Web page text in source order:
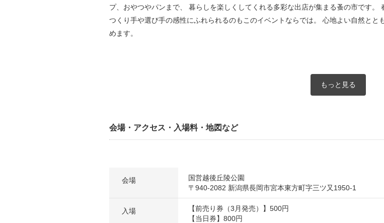
プ、おやつやパンまで、 暮らしを楽しくしてくれる多彩な出店が集まる蚤の市です
つくり手や選び手の感性にふれられるのもこのイベントならでは。 心地よい自然と
めます。
もっと見る
会場・アクセス・入場料・地図など
会場
国営越後丘陵公園
〒940-2082 新潟県長岡市宮本東方町字三ツ又1950-1
入場
【前売り券（3月発売）】500円
【当日券】800円